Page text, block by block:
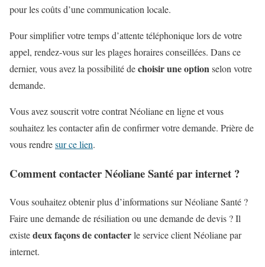
pour les coûts d’une communication locale.
Pour simplifier votre temps d’attente téléphonique lors de votre
appel, rendez-vous sur les plages horaires conseillées. Dans ce
dernier, vous avez la possibilité dechoisir une optionselon votre
demande.
Vous avez souscrit votre contrat Néoliane en ligne et vous
souhaitez les contacter afin de confirmer votre demande. Prière de
vous rendresur ce lien.
Comment contacter Néoliane Santé par internet ?
Vous souhaitez obtenir plus d’informations sur Néoliane Santé ?
Faire une demande de résiliation ou une demande de devis ? Il
existedeux façons de contacterle service client Néoliane par
internet.